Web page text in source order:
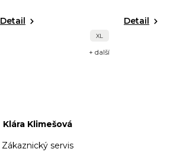
Detail Detail
XL
+ další
Klára Klimešová
Zákaznický servis